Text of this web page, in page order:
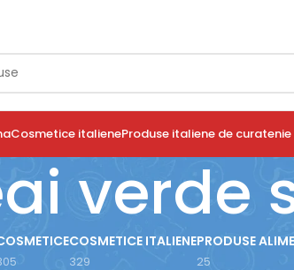
Cosmetice italieneProduse italiene de curatenie
verde
COSMETICE ITALIENE
329
PRODUSE
25